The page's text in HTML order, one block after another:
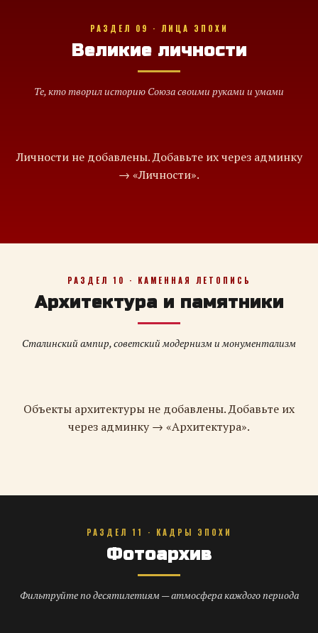
РАЗДЕЛ 09 · ЛИЦА ЭПОХИ
Великие личности
Те, кто творил историю Союза своими руками и умами
Личности не добавлены. Добавьте их через админку
→ «Личности».
РАЗДЕЛ 10 · КАМЕННАЯ ЛЕТОПИСЬ
Архитектура и памятники
Сталинский ампир, советский модернизм и монументализм
Объекты архитектуры не добавлены. Добавьте их
через админку → «Архитектура».
РАЗДЕЛ 11 · КАДРЫ ЭПОХИ
Фотоархив
Фильтруйте по десятилетиям — атмосфера каждого периода